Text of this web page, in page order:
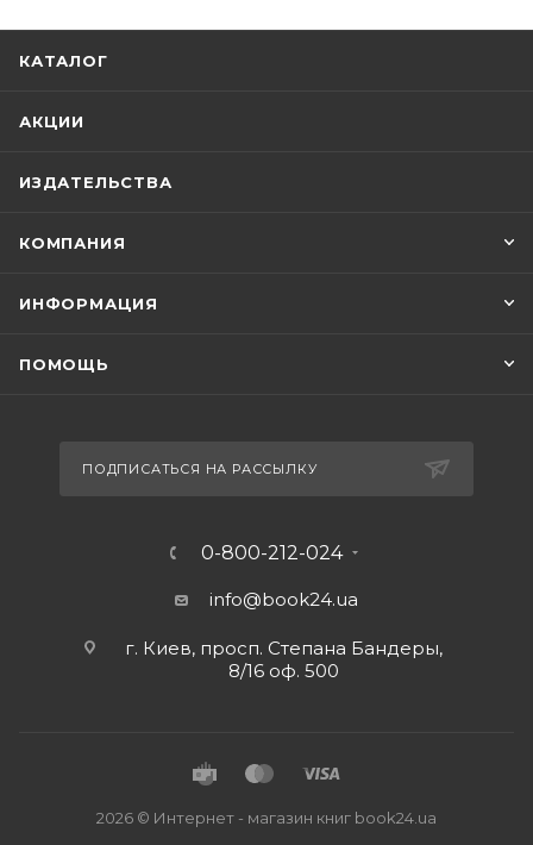
КАТАЛОГ
АКЦИИ
ИЗДАТЕЛЬСТВА
КОМПАНИЯ
ИНФОРМАЦИЯ
ПОМОЩЬ
ПОДПИСАТЬСЯ НА РАССЫЛКУ
0-800-212-024
info@book24.ua
г. Киев, просп. Степана Бандеры,
8/16 оф. 500
2026 © Интернет - магазин книг book24.ua